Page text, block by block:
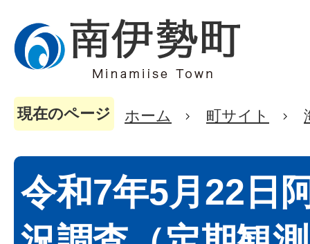
現在のページ ホーム 町サイト
令和7年5月22日